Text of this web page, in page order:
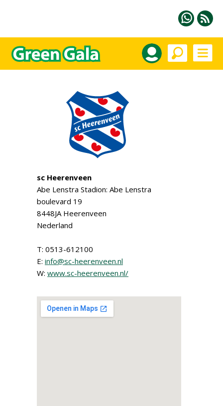
sc Heerenveen
Abe Lenstra Stadion: Abe Lenstra
boulevard 19
8448JA Heerenveen
Nederland
T: 0513-612100
E: info@sc-heerenveen.nl
W: www.sc-heerenveen.nl/